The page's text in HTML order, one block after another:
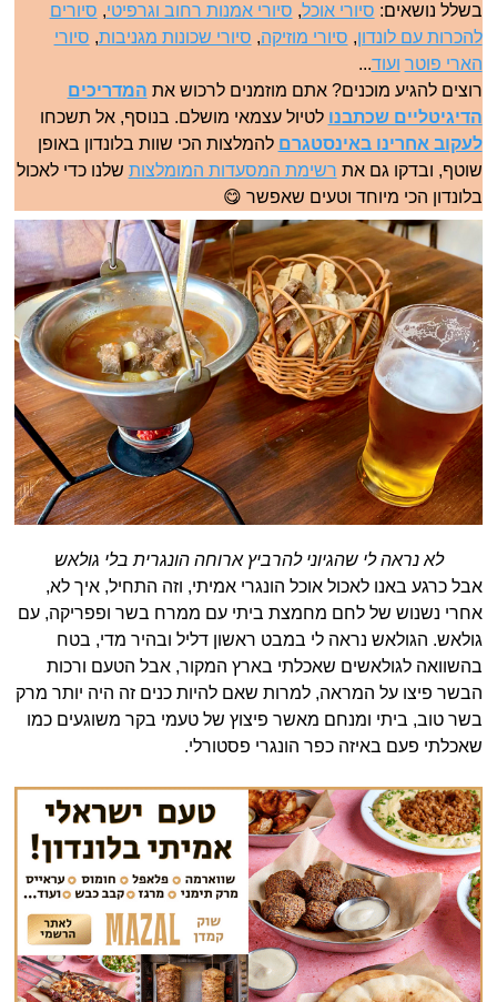
בשלל נושאים: סיורי אוכל, סיורי אמנות רחוב וגרפיטי, סיורים
להכרות עם לונדון, סיורי מוזיקה, סיורי שכונות מגניבות, סיורי
הארי פוטר ועוד...
רוצים להגיע מוכנים? אתם מוזמנים לרכוש את המדריכים
הדיגיטליים שכתבנו לטיול עצמאי מושלם. בנוסף, אל תשכחו
לעקוב אחרינו באינסטגרם להמלצות הכי שוות בלונדון באופן
שוטף, ובדקו גם את רשימת המסעדות המומלצות שלנו כדי לאכול
בלונדון הכי מיוחד וטעים שאפשר 😋
לא נראה לי שהגיוני להרביץ ארוחה הונגרית בלי גולאש
אבל כרגע באנו לאכול אוכל הונגרי אמיתי, וזה התחיל, איך לא,
אחרי נשנוש של לחם מחמצת ביתי עם ממרח בשר ופפריקה, עם
גולאש. הגולאש נראה לי במבט ראשון דליל ובהיר מדי, בטח
בהשוואה לגולאשים שאכלתי בארץ המקור, אבל הטעם ורכות
הבשר פיצו על המראה, למרות שאם להיות כנים זה היה יותר מרק
בשר טוב, ביתי ומנחם מאשר פיצוץ של טעמי בקר משוגעים כמו
שאכלתי פעם באיזה כפר הונגרי פסטורלי.